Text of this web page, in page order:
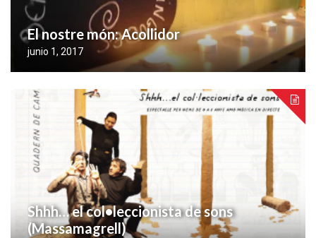
El nostre món: Acollidor
junio 1, 2017
Shhh… el col•leccionista de sons
(Massamagrell)